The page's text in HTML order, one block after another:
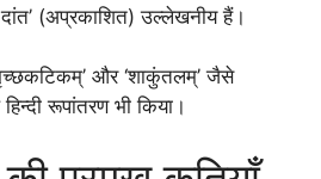
(अप्रकाशित) उल्लेखनीय हैं।
और ‘शाकुंतलम्’ जैसे
रूपांतरण भी किया।